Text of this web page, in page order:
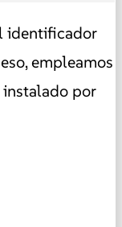
identificador
empleamos
instalado por